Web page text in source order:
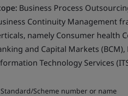
Business Process
Continuity Management
namely Consumer health
and Capital Markets
Technology Services
Standard/Scheme number or name